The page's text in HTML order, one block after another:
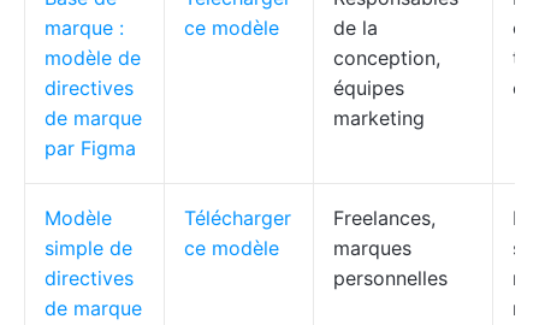
marque :
modèle de
directives
de marque
par Figma
ce modèle
de la
conception,
équipes
marketing
Modèle
simple de
directives
de marque
Télécharger
ce modèle
Freelances,
marques
personnelles